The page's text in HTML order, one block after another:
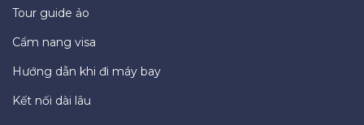
Tour guide ảo
Cẩm nang visa
Hướng dẫn khi đi máy bay
Kết nối dài lâu